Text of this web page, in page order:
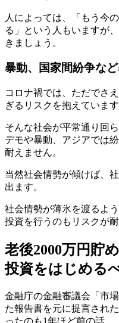
人によっては、「もう今
る」という人もいますが
きましょう。
暴動、国家間紛争な
コロナ禍では、ただでさ
ぎるリスクを抱えています
そんな社会が平常通り回
デモや暴動、アジアでは
耐えません。
当然社会情勢が傾けば、
出ます。
社会情勢が薄氷を渡るよ
投資を行うのもリスクが耐
老後2000万円貯
投資をはじめる
金融庁の金融審議会「市
た報告書を元に提言され
ったのも1年ほど前の話。